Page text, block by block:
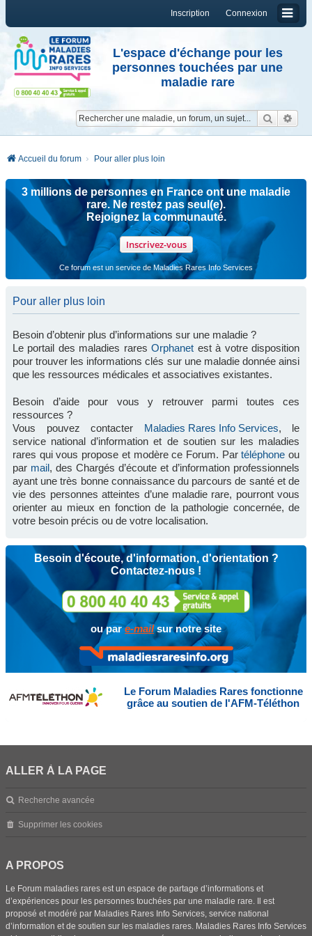
Connexion
Inscription
L'espace d'échange pour les
personnes touchées par une
maladie rare
Accueil du forum Pour aller plus loin
3 millions de personnes en France ont une maladie
rare. Ne restez pas seul(e).
Rejoignez la communauté.
Inscrivez-vous
Ce forum est un service de Maladies Rares Info Services
Pour aller plus loin
Besoin d’obtenir plus d’informations sur une maladie ?
Le portail des maladies raresOrphanet est à votre disposition
pour trouver les informations clés sur une maladie donnée ainsi
que les ressources médicales et associatives existantes.
Besoin d’aide pour vous y retrouver parmi toutes ces
ressources ?
Vous pouvez contacter Maladies Rares Info Services, le
service national d’information et de soutien sur les maladies
rares qui vous propose et modère ce Forum. Partéléphone ou
par mail, des Chargés d’écoute et d’information professionnels
ayant une très bonne connaissance du parcours de santé et de
vie des personnes atteintes d’une maladie rare, pourront vous
orienter au mieux en fonction de la pathologie concernée, de
votre besoin précis ou de votre localisation.
Besoin d'écoute, d'information, d'orientation ?
Contactez-nous !
ou pare-mailsur notre site
Le Forum Maladies Rares fonctionne
grâce au soutien de l'AFM-Téléthon
ALLER À LA PAGE
Recherche avancée
Supprimer les cookies
A PROPOS
Le Forum maladies rares est un espace de partage d’informations et
d’expériences pour les personnes touchées par une maladie rare. Il est
proposé et modéré par Maladies Rares Info Services, service national
d’information et de soutien sur les maladies rares. Maladies Rares Info Services